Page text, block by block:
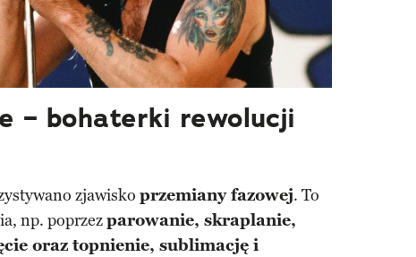
– bohaterki rewolucji
zjawisko przemiany fazowej. To
np. poprzezparowanie, skraplanie,
oraz topnienie, sublimację i